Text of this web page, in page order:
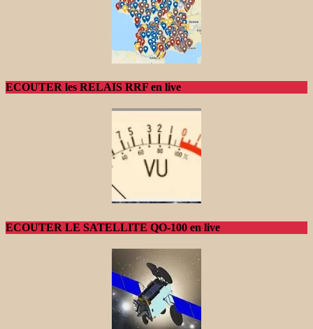
ECOUTER les RELAIS RRF en live
ECOUTER LE SATELLITE QO-100 en live